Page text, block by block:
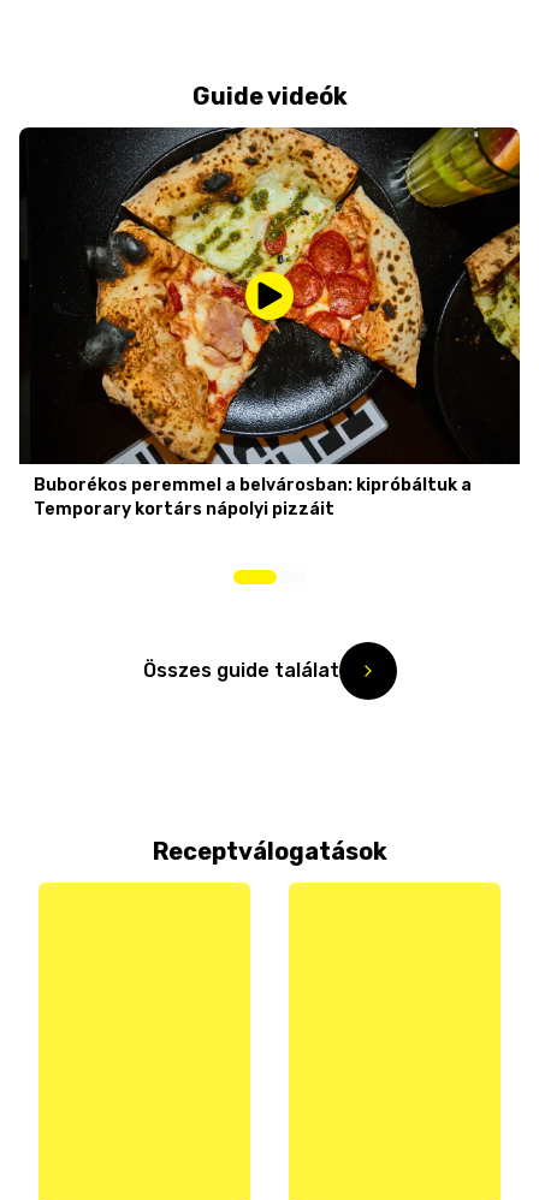
Guide videók
Buborékos peremmel a belvárosban: kipróbáltuk a
Temporary kortárs nápolyi pizzáit
Összes guide találat
Receptválogatások